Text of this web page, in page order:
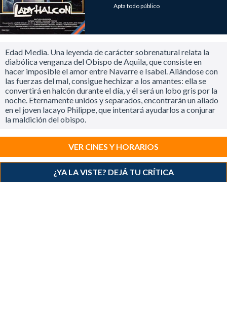
Apta todo público
Edad Media. Una leyenda de carácter sobrenatural relata la
diabólica venganza del Obispo de Aquila, que consiste en
hacer imposible el amor entre Navarre e Isabel. Aliándose con
las fuerzas del mal, consigue hechizar a los amantes: ella se
convertirá en halcón durante el día, y él será un lobo gris por la
noche. Eternamente unidos y separados, encontrarán un aliado
en el joven lacayo Philippe, que intentará ayudarlos a conjurar
la maldición del obispo.
VER CINES Y HORARIOS
¿YA LA VISTE? DEJÁ TU CRÍTICA